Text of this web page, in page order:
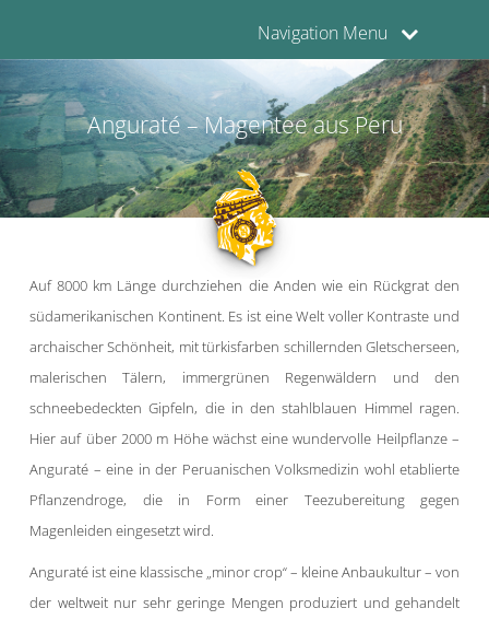
Navigation Menu
Anguraté – Magentee aus Peru
Auf 8000 km Länge durchziehen die Anden wie ein Rückgrat den
südamerikanischen Kontinent. Es ist eine Welt voller Kontraste und
archaischer Schönheit, mit türkisfarben schillernden Gletscherseen,
malerischen Tälern, immergrünen Regenwäldern und den
schneebedeckten Gipfeln, die in den stahlblauen Himmel ragen.
Hier auf über 2000 m Höhe wächst eine wundervolle Heilpflanze –
Anguraté – eine in der Peruanischen Volksmedizin wohl etablierte
Pflanzendroge, die in Form einer Teezubereitung gegen
Magenleiden eingesetzt wird.
Anguraté ist eine klassische „minor crop“ – kleine Anbaukultur – von
der weltweit nur sehr geringe Mengen produziert und gehandelt